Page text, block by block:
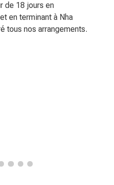
de 18 jours en
en terminant à Nha
tous nos arrangements.